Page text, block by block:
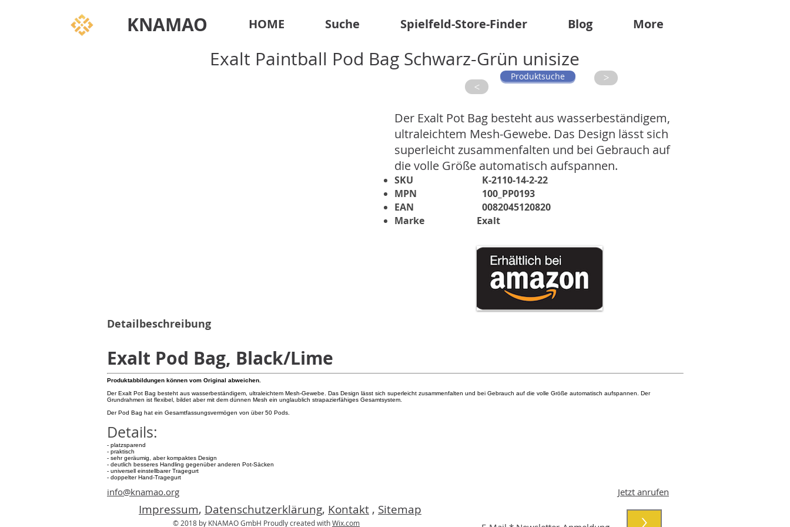
KNAMAO HOME Suche Spielfeld-Store-Finder Blog More
Exalt Paintball Pod Bag Schwarz-Grün unisize
>
Produktsuche >
Der Exalt Pot Bag besteht aus wasserbeständigem,
ultraleichtem Mesh-Gewebe. Das Design lässt sich
superleicht zusammenfalten und bei Gebrauch auf
die volle Größe automatisch aufspannen.
SKU
K-2110-14-2-22
100_PP0193
MPN
0082045120820
EAN
Marke
Exalt
Detailbeschreibung
Exalt Pod Bag, Black/Lime
Produktabbildungen können vom Original abweichen.
Der Exalt Pot Bag besteht aus wasserbeständigem, ultraleichtem Mesh-Gewebe. Das Design lässt sich superleicht zusammenfalten und bei Gebrauch auf die volle Größe automatisch aufspannen. Der
Grundrahmen ist flexibel, bildet aber mit dem dünnen Mesh ein unglaublich strapazierfähiges Gesamtsystem.
Der Pod Bag hat ein Gesamtfassungsvermögen von über 50 Pods.
Details:
- platzsparend
- praktisch
- sehr geräumig, aber kompaktes Design
- deutlich besseres Handling gegenüber anderen Pot-Säcken
- universell einstellbarer Tragegurt
- doppelter Hand-Tragegurt
© 2018 by KNAMAO GmbH Proudly created withWix.com
info@knamao.org Jetzt anrufen
Impressum, Datenschutzerklärung, Kontakt , Sitemap